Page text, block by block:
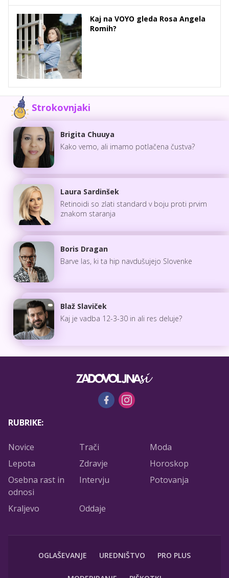
Kaj na VOYO gleda Rosa Angela
Romih?
Strokovnjaki
Brigita Chuuya
Kako vemo, ali imamo potlačena čustva?
Laura Sardinšek
Retinoidi so zlati standard v boju proti prvim
znakom staranja
Boris Dragan
Barve las, ki ta hip navdušujejo Slovenke
Blaž Slaviček
Kaj je vadba 12-3-30 in ali res deluje?
RUBRIKE:
Novice Trači
Moda
Lepota
Zdravje
Horoskop
Osebna rast in
odnosi
Intervju Potovanja
Kraljevo Oddaje
OGLAŠEVANJE UREDNIŠTVO PRO PLUS